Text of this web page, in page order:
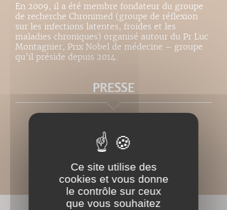
En 2009, il a été membre fondateur du groupe
de recherche Chronimed (groupe de réflexion
sur les infections latentes, froides et les
maladies chroniques) organisé autour du Pr Luc
Montagnier, Prix Nobel de médecine – groupe
qu’il préside depuis 2014.
PRESSE
Ce site utilise des
cookies et vous donne
le contrôle sur ceux
que vous souhaitez